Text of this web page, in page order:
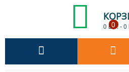
0 шт.-0
0